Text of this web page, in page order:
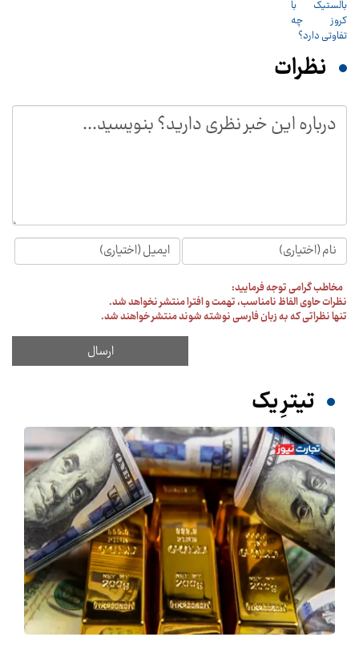
نظرات
مخاطب گرامی توجه فرمایید:
نظرات حاوی الفاظ نامناسب، تهمت و افترا منتشر نخواهد شد.
تنها نظراتی که به زبان فارسی نوشته شوند منتشر خواهند شد.
تیترِ یک